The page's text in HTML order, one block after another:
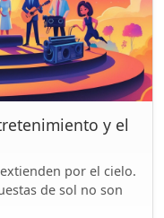
y el
por el cielo.
de sol no son